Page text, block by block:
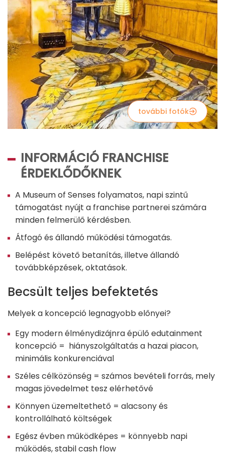
további fotók
INFORMÁCIÓ FRANCHISE
ÉRDEKLŐDŐKNEK
A Museum of Senses folyamatos, napi szintű
támogatást nyújt a franchise partnerei számára
minden felmerülő kérdésben.
Átfogó és állandó működési támogatás.
Belépést követő betanítás, illetve állandó
továbbképzések, oktatások.
Becsült teljes befektetés
Melyek a koncepció legnagyobb előnyei?
Egy modern élménydizájnra épülő edutainment
koncepció = hiányszolgáltatás a hazai piacon,
minimális konkurenciával
Széles célközönség = számos bevételi forrás, mely
magas jövedelmet tesz elérhetővé
Könnyen üzemeltethető = alacsony és
kontrollálható költségek
Egész évben működképes = könnyebb napi
működés, stabil cash flow